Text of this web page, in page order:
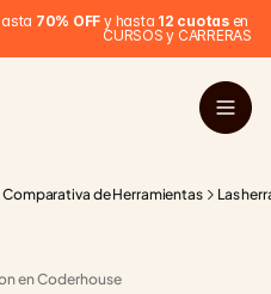
70% OFF y hasta 12 cuotas en
CURSOS y CARRERAS
Comparativa de Herramientas Las
en Coderhouse